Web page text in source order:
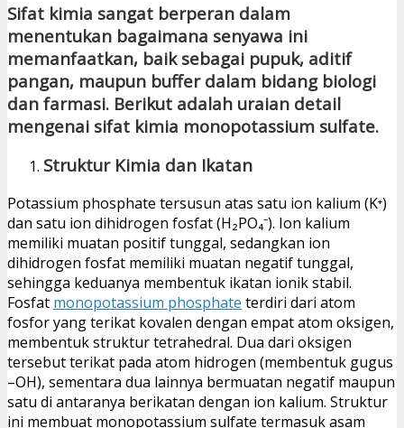
Sifat kimia sangat berperan dalam
menentukan bagaimana senyawa ini
memanfaatkan, baik sebagai pupuk, aditif
pangan, maupun buffer dalam bidang biologi
dan farmasi. Berikut adalah uraian detail
mengenai sifat kimia monopotassium sulfate.
Struktur Kimia dan Ikatan
Potassium phosphate tersusun atas satu ion kalium (K⁺)
dan satu ion dihidrogen fosfat (H₂PO₄⁻). Ion kalium
memiliki muatan positif tunggal, sedangkan ion
dihidrogen fosfat memiliki muatan negatif tunggal,
sehingga keduanya membentuk ikatan ionik stabil.
Fosfat monopotassium phosphate terdiri dari atom
fosfor yang terikat kovalen dengan empat atom oksigen,
membentuk struktur tetrahedral. Dua dari oksigen
tersebut terikat pada atom hidrogen (membentuk gugus
–OH), sementara dua lainnya bermuatan negatif maupun
satu di antaranya berikatan dengan ion kalium. Struktur
ini membuat monopotassium sulfate termasuk asam